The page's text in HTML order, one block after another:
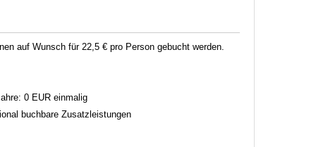
auf Wunsch für 22,5 € pro Person gebucht werden.
0 EUR einmalig
buchbare Zusatzleistungen